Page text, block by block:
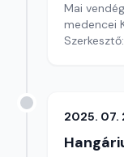
Mai
medencei
2025. 07.